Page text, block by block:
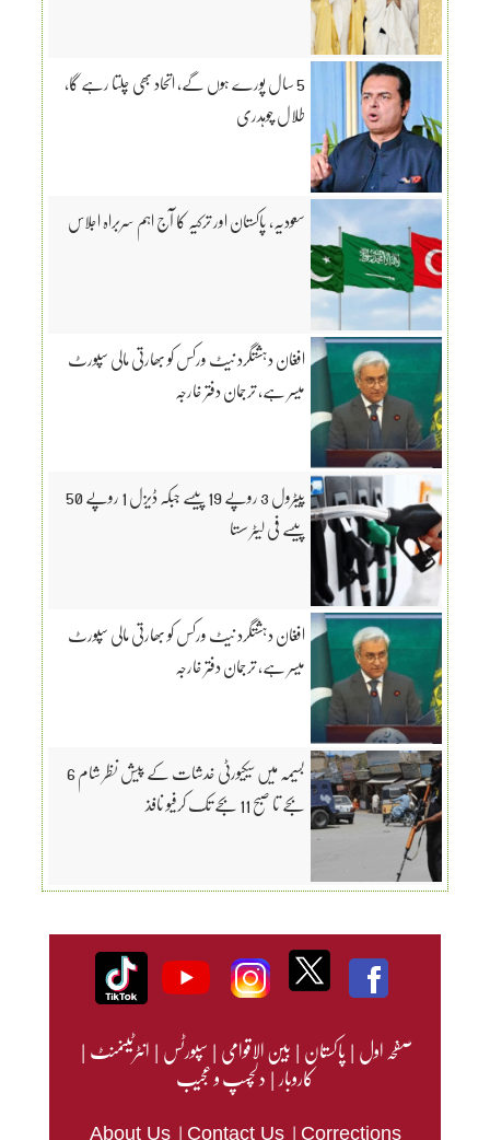
5 سال پورے ہوں گے، اتحاد بھی چلتا رہے گا،
طلال چوہدری
سعودیہ، پاکستان اور ترکیہ کا آج اہم سربراہ اجلاس
افغان دہشتگرد نیٹ ورکس کو بھارتی مالی سپورٹ
میسر ہے، ترجمان دفتر خارجہ
پیٹرول 3 روپے 19 پیسے جبکہ ڈیزل 1 روپے 50
پیسے فی لیٹر سستا
افغان دہشتگرد نیٹ ورکس کو بھارتی مالی سپورٹ
میسر ہے، ترجمان دفتر خارجہ
بسیمہ میں سیکیورٹی خدشات کے پیش نظر شام 6
بجے تا صبح 11 بجے تک کرفیو نافذ
صفحہ اول|پاکستان|بین الاقوامی|سپورٹس|انٹرٹینمنٹ|
کاروبار|دلچسپ و عجیب
About Us Contact Us Corrections